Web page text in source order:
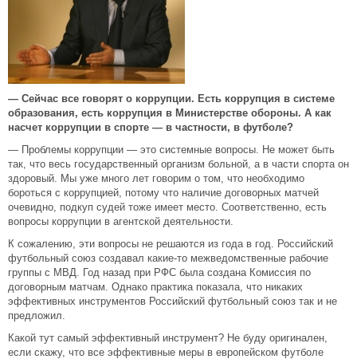
— Сейчас все говорят о коррупции. Есть коррупция в системе
образования, есть коррупция в Министерстве обороны. А как
насчет коррупции в спорте — в частности, в футболе?
— Проблемы коррупции — это системные вопросы. Не может быть
так, что весь государственный организм больной, а в части спорта он
здоровый. Мы уже много лет говорим о том, что необходимо
бороться с коррупцией, потому что наличие договорных матчей
очевидно, подкуп судей тоже имеет место. Соответственно, есть
вопросы коррупции в агентской деятельности.
К сожалению, эти вопросы не решаются из года в год. Российский
футбольный союз создавал какие-то межведомственные рабочие
группы с МВД. Год назад при РФС была создана Комиссия по
договорным матчам. Однако практика показала, что никаких
эффективных инструментов Российский футбольный союз так и не
предложил.
Какой тут самый эффективный инструмент? Не буду оригинален,
если скажу, что все эффективные меры в европейском футболе